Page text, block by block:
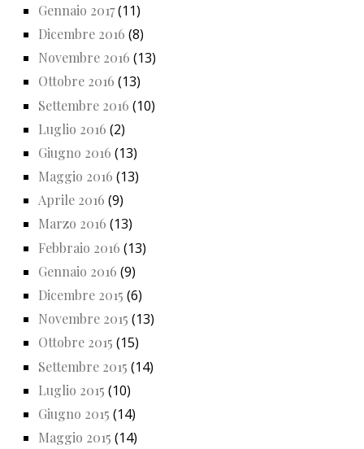
Gennaio 2017(11)
Dicembre 2016 (8)
Novembre 2016 (13)
Ottobre 2016 (13)
Settembre 2016 (10)
Luglio 2016 (2)
Giugno 2016 (13)
Maggio 2016 (13)
Aprile 2016 (9)
Marzo 2016 (13)
Febbraio 2016 (13)
Gennaio 2016 (9)
Dicembre 2015 (6)
Novembre 2015 (13)
Ottobre 2015 (15)
Settembre 2015 (14)
Luglio 2015 (10)
Giugno 2015 (14)
Maggio 2015 (14)